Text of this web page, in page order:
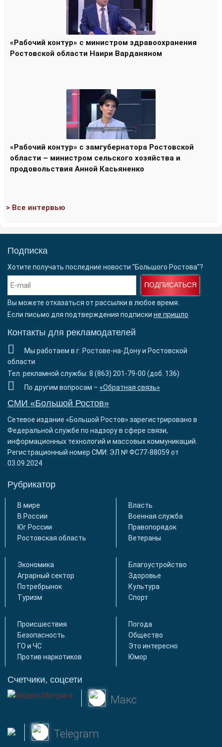
«Рабочий контур» с министром здравоохранения
Ростовской области Наири Варданяном
«Рабочий контур» с замгубернатора Ростовской
области – министром сельского хозяйства и
продовольствия Анной Касьяненко
> Все интервью
Подписка
Хотите получать последние новости "Большого Ростова"?
ПОДПИСАТЬСЯ
Вы можете отказаться от рассылки в любое время.
Если письмо для подтверждения подписки не пришло
Контакты для рекламодателей
Мы работаем в г. Ростове-на-Дону и Ростовской
области
Тел. рекламной службы: 8 (863) 201-79-00 (доб. 136)
По другим вопросам – «Обратная связь»
СМИ «Большой Ростов»
Сетевое издание «Большой Ростов» зарегистрировано в
Федеральной службе по надзору в сфере связи,
информационных технологий и массовых коммуникаций.
Регистрационный номер СМИ: ЭЛ № ФС77-88059 от
03.09.2024
Рубрикатор
В мире
В России
Юг России
Ростовская область
Власть
Военная служба
Правопорядок
Ветераны
Экономика
Аграрный сектор
Потребрынок
Туризм
Благоустройство
Здоровье
Культура
Спорт
Происшествия
Безопасность
ГО и ЧС
Против наркотиков
Погода
Общество
Это интересно
Юмор
Счетчики, соцсети
Макс
Telegram